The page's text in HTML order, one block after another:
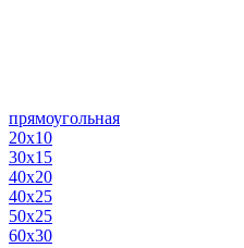
прямоугольная
20х10
30х15
40х20
40х25
50х25
60х30